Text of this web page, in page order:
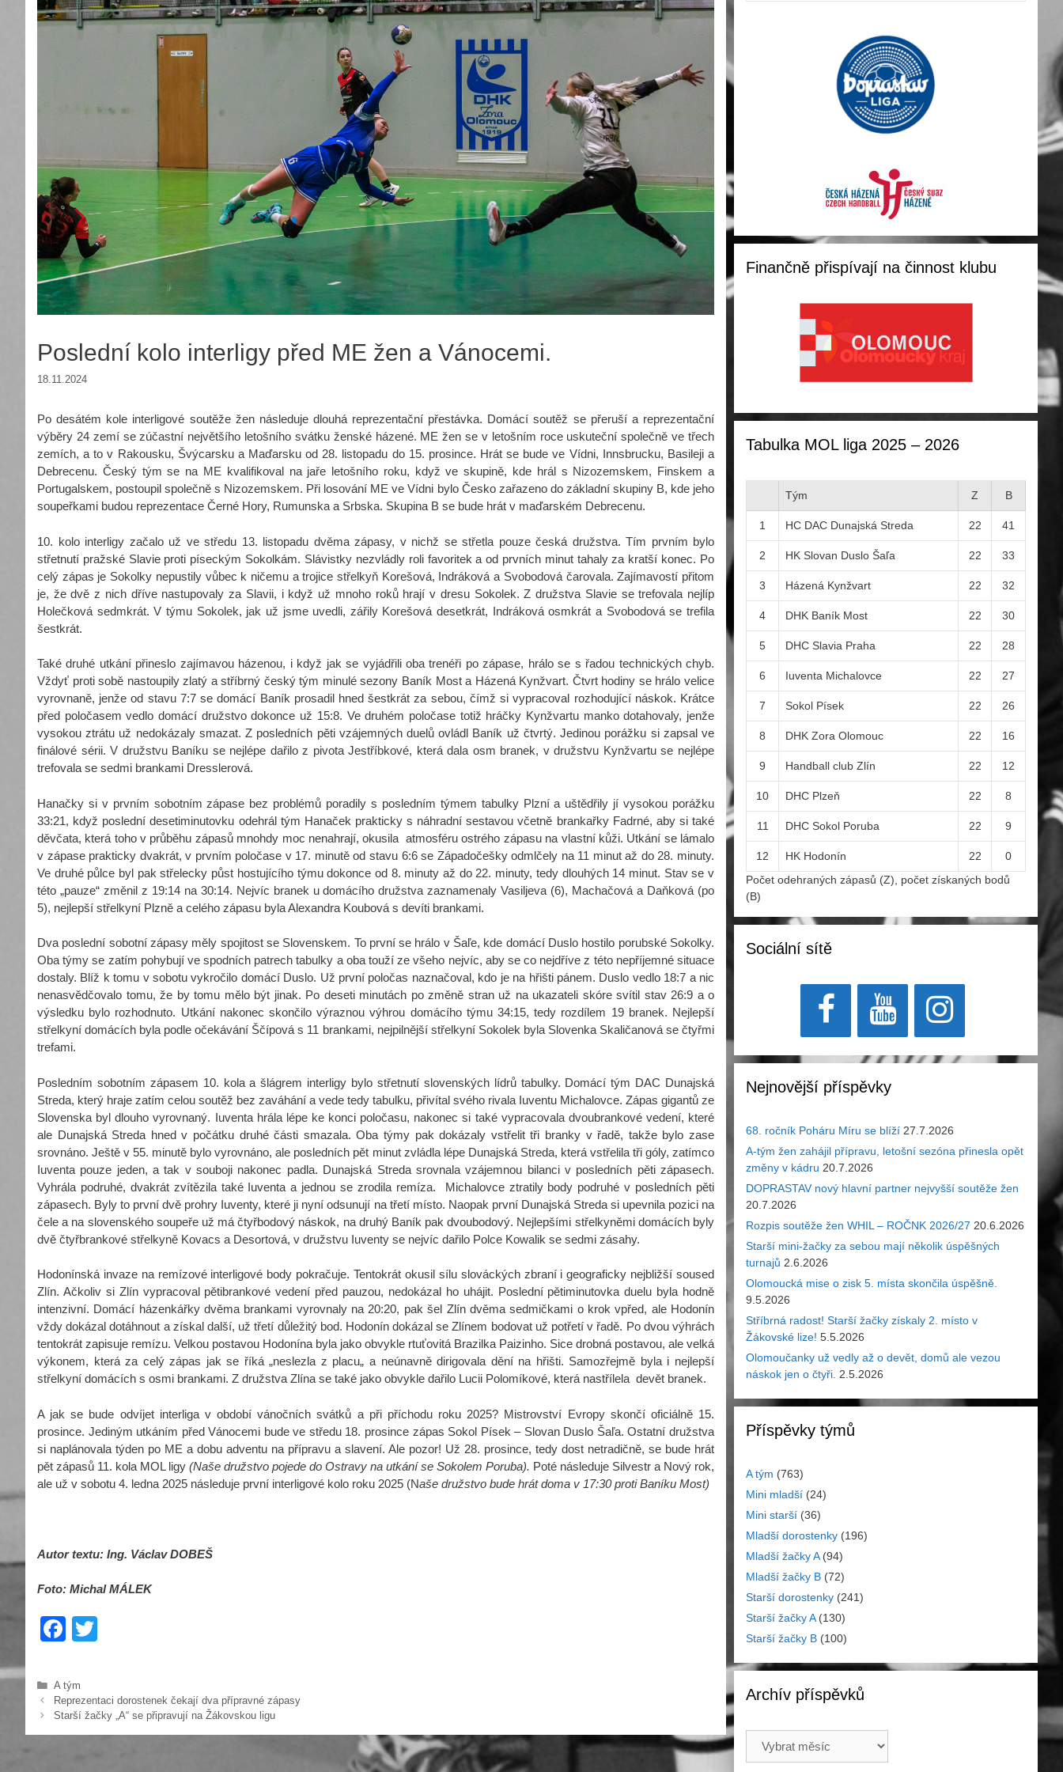
Poslední kolo interligy před ME žen a Vánocemi.
18.11.2024
Po desátém kole interligové soutěže žen následuje dlouhá reprezentační přestávka. Domácí soutěž se přeruší a reprezentační
výběry 24 zemí se zúčastní největšího letošního svátku ženské házené. ME žen se v letošním roce uskuteční společně ve třech
zemích, a to v Rakousku, Švýcarsku a Maďarsku od 28. listopadu do 15. prosince. Hrát se bude ve Vídni, Innsbrucku, Basileji a
Debrecenu. Český tým se na ME kvalifikoval na jaře letošního roku, když ve skupině, kde hrál s Nizozemskem, Finskem a
Portugalskem, postoupil společně s Nizozemskem. Při losování ME ve Vídni bylo Česko zařazeno do základní skupiny B, kde jeho
soupeřkami budou reprezentace Černé Hory, Rumunska a Srbska. Skupina B se bude hrát v maďarském Debrecenu.
10. kolo interligy začalo už ve středu 13. listopadu dvěma zápasy, v nichž se střetla pouze česká družstva. Tím prvním bylo
střetnutí pražské Slavie proti píseckým Sokolkám. Slávistky nezvládly roli favoritek a od prvních minut tahaly za kratší konec. Po
celý zápas je Sokolky nepustily vůbec k ničemu a trojice střelkyň Korešová, Indráková a Svobodová čarovala. Zajímavostí přitom
je, že dvě z nich dříve nastupovaly za Slavii, i když už mnoho roků hrají v dresu Sokolek. Z družstva Slavie se trefovala nejlíp
Holečková sedmkrát. V týmu Sokolek, jak už jsme uvedli, zářily Korešová desetkrát, Indráková osmkrát a Svobodová se trefila
šestkrát.
Také druhé utkání přineslo zajímavou házenou, i když jak se vyjádřili oba trenéři po zápase, hrálo se s řadou technických chyb.
Vždyť proti sobě nastoupily zlatý a stříbrný český tým minulé sezony Baník Most a Házená Kynžvart. Čtvrt hodiny se hrálo velice
vyrovnaně, jenže od stavu 7:7 se domácí Baník prosadil hned šestkrát za sebou, čímž si vypracoval rozhodující náskok. Krátce
před poločasem vedlo domácí družstvo dokonce už 15:8. Ve druhém poločase totiž hráčky Kynžvartu manko dotahovaly, jenže
vysokou ztrátu už nedokázaly smazat. Z posledních pěti vzájemných duelů ovládl Baník už čtvrtý. Jedinou porážku si zapsal ve
finálové sérii. V družstvu Baníku se nejlépe dařilo z pivota Jestříbkové, která dala osm branek, v družstvu Kynžvartu se nejlépe
trefovala se sedmi brankami Dresslerová.
Hanačky si v prvním sobotním zápase bez problémů poradily s posledním týmem tabulky Plzní a uštědřily jí vysokou porážku
33:21, když poslední desetiminutovku odehrál tým Hanaček prakticky s náhradní sestavou včetně brankařky Fadrné, aby si také
děvčata, která toho v průběhu zápasů mnohdy moc nenahrají, okusila atmosféru ostrého zápasu na vlastní kůži. Utkání se lámalo
v zápase prakticky dvakrát, v prvním poločase v 17. minutě od stavu 6:6 se Západočešky odmlčely na 11 minut až do 28. minuty.
Ve druhé půlce byl pak střelecky půst hostujícího týmu dokonce od 8. minuty až do 22. minuty, tedy dlouhých 14 minut. Stav se v
této „pauze“ změnil z 19:14 na 30:14. Nejvíc branek u domácího družstva zaznamenaly Vasiljeva (6), Machačová a Daňková (po
5), nejlepší střelkyní Plzně a celého zápasu byla Alexandra Koubová s devíti brankami.
Dva poslední sobotní zápasy měly spojitost se Slovenskem. To první se hrálo v Šaľe, kde domácí Duslo hostilo porubské Sokolky.
Oba týmy se zatím pohybují ve spodních patrech tabulky a oba touží ze všeho nejvíc, aby se co nejdříve z této nepříjemné situace
dostaly. Blíž k tomu v sobotu vykročilo domácí Duslo. Už první poločas naznačoval, kdo je na hřišti pánem. Duslo vedlo 18:7 a nic
nenasvědčovalo tomu, že by tomu mělo být jinak. Po deseti minutách po změně stran už na ukazateli skóre svítil stav 26:9 a o
výsledku bylo rozhodnuto. Utkání nakonec skončilo výraznou výhrou domácího týmu 34:15, tedy rozdílem 19 branek. Nejlepší
střelkyní domácích byla podle očekávání Ščípová s 11 brankami, nejpilnější střelkyní Sokolek byla Slovenka Skaličanová se čtyřmi
trefami.
Posledním sobotním zápasem 10. kola a šlágrem interligy bylo střetnutí slovenských lídrů tabulky. Domácí tým DAC Dunajská
Streda, který hraje zatím celou soutěž bez zaváhání a vede tedy tabulku, přivítal svého rivala Iuventu Michalovce. Zápas gigantů ze
Slovenska byl dlouho vyrovnaný. Iuventa hrála lépe ke konci poločasu, nakonec si také vypracovala dvoubrankové vedení, které
ale Dunajská Streda hned v počátku druhé části smazala. Oba týmy pak dokázaly vstřelit tři branky v řadě, takže bylo zase
srovnáno. Ještě v 55. minutě bylo vyrovnáno, ale posledních pět minut zvládla lépe Dunajská Streda, která vstřelila tři góly, zatímco
Iuventa pouze jeden, a tak v souboji nakonec padla. Dunajská Streda srovnala vzájemnou bilanci v posledních pěti zápasech.
Vyhrála podruhé, dvakrát zvítězila také Iuventa a jednou se zrodila remíza. Michalovce ztratily body podruhé v posledních pěti
zápasech. Byly to první dvě prohry Iuventy, které ji nyní odsunují na třetí místo. Naopak první Dunajská Streda si upevnila pozici na
čele a na slovenského soupeře už má čtyřbodový náskok, na druhý Baník pak dvoubodový. Nejlepšími střelkyněmi domácích byly
dvě čtyřbrankové střelkyně Kovacs a Desortová, v družstvu Iuventy se nejvíc dařilo Polce Kowalik se sedmi zásahy.
Hodonínská invaze na remízové interligové body pokračuje. Tentokrát okusil sílu slováckých zbraní i geograficky nejbližší soused
Zlín. Ačkoliv si Zlín vypracoval pětibrankové vedení před pauzou, nedokázal ho uhájit. Poslední pětiminutovka duelu byla hodně
intenzivní. Domácí házenkářky dvěma brankami vyrovnaly na 20:20, pak šel Zlín dvěma sedmičkami o krok vpřed, ale Hodonín
vždy dokázal dotáhnout a získal další, už třetí důležitý bod. Hodonín dokázal se Zlínem bodovat už potřetí v řadě. Po dvou výhrách
tentokrát zapisuje remízu. Velkou postavou Hodonína byla jako obvykle rtuťovitá Brazilka Paizinho. Sice drobná postavou, ale velká
výkonem, která za celý zápas jak se říká „neslezla z placu„ a neúnavně dirigovala dění na hřišti. Samozřejmě byla i nejlepší
střelkyní domácích s osmi brankami. Z družstva Zlína se také jako obvykle dařilo Lucii Polomíkové, která nastřílela devět branek.
A jak se bude odvíjet interliga v období vánočních svátků a při příchodu roku 2025? Mistrovství Evropy skončí oficiálně 15.
prosince. Jediným utkáním před Vánocemi bude ve středu 18. prosince zápas Sokol Písek – Slovan Duslo Šaľa. Ostatní družstva
si naplánovala týden po ME a dobu adventu na přípravu a slavení. Ale pozor! Už 28. prosince, tedy dost netradičně, se bude hrát
pět zápasů 11. kola MOL ligy (Naše družstvo pojede do Ostravy na utkání se Sokolem Poruba). Poté následuje Silvestr a Nový rok,
ale už v sobotu 4. ledna 2025 následuje první interligové kolo roku 2025 (Naše družstvo bude hrát doma v 17:30 proti Baníku Most)
Autor textu: Ing. Václav DOBEŠ
Foto: Michal MÁLEK
F
c
e
b
er
Rubriky
A tým
Reprezentaci dorostenek čekají dva přípravné zápasy
Starší žačky „A“ se připravují na Žákovskou ligu
Finančně přispívají na činnost klubu
Tabulka MOL liga 2025 – 2026
Tým Z B
1 HC DAC Dunajská Streda 22 41
2 HK Slovan Duslo Šaľa 22 33
3 Házená Kynžvart 22 32
4 DHK Baník Most 22 30
5 DHC Slavia Praha 22 28
6 Iuventa Michalovce 22 27
7 Sokol Písek 22 26
8 DHK Zora Olomouc 22 16
9 Handball club Zlín 22 12
10 DHC Plzeň 22 8
11 DHC Sokol Poruba 22 9
12 HK Hodonín 22
0
Počet odehraných zápasů (Z), počet získaných bodů
(B)
Sociální sítě
Nejnovější příspěvky
68. ročník Poháru Míru se blíží 27.7.2026
A-tým žen zahájil přípravu, letošní sezóna přinesla opět
změny v kádru 20.7.2026
DOPRASTAV nový hlavní partner nejvyšší soutěže žen
20.7.2026
Rozpis soutěže žen WHIL – ROČNK 2026/27 20.6.2026
Starší mini-žačky za sebou mají několik úspěšných
turnajů 2.6.2026
Olomoucká mise o zisk 5. místa skončila úspěšně.
9.5.2026
Stříbrná radost! Starší žačky získaly 2. místo v
Žákovské lize! 5.5.2026
Olomoučanky už vedly až o devět, domů ale vezou
náskok jen o čtyři. 2.5.2026
Příspěvky týmů
A tým (763)
Mini mladší (24)
Mini starší (36)
Mladší dorostenky (196)
Mladší žačky A(94)
Mladší žačky B (72)
Starší dorostenky (241)
Starší žačky A(130)
Starší žačky B (100)
Archív příspěvků
příspěvků